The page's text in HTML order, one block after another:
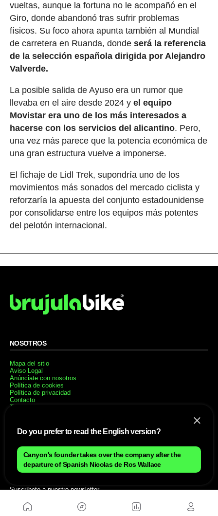
vueltas, aunque la fortuna no le acompañó en el
Giro, donde abandonó tras sufrir problemas
físicos. Su foco ahora apunta también al Mundial
de carretera en Ruanda, donde será la referencia
de la selección española dirigida por Alejandro
Valverde.
La posible salida de Ayuso era un rumor que
llevaba en el aire desde 2024 yel equipo
Movistar era uno de los más interesados a
hacerse con los servicios del alicantino. Pero,
una vez más parece que la potencia económica de
una gran estructura vuelve a imponerse.
El fichaje de Lidl Trek, supondría uno de los
movimientos más sonados del mercado ciclista y
reforzaría la apuesta del conjunto estadounidense
por consolidarse entre los equipos más potentes
del pelotón internacional.
NOSOTROS
Mapa del sitio
Aviso Legal
Anúnciate con nosotros
Política de cookies
Política de privacidad
Contacto
Trabaja con nosotros
WEBS AMIGAS
MusickMag
SÍGUENOS
Suscríbete a nuestro newsletter
Do you prefer to read the English version?
Canyon's founder takes over the company after the
departure of Spanish Nicolas de Ros Wallace